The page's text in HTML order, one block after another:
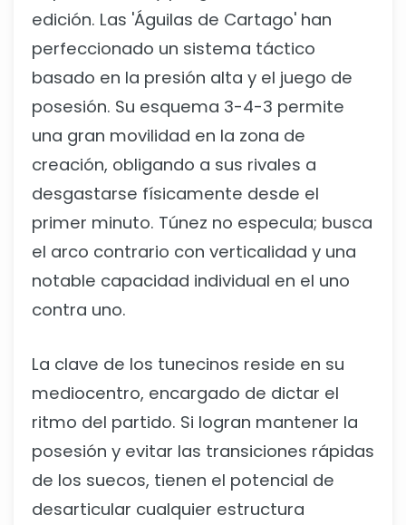
edición. Las 'Águilas de Cartago' han
perfeccionado un sistema táctico
basado en la presión alta y el juego de
posesión. Su esquema 3-4-3 permite
una gran movilidad en la zona de
creación, obligando a sus rivales a
desgastarse físicamente desde el
primer minuto. Túnez no especula; busca
el arco contrario con verticalidad y una
notable capacidad individual en el uno
contra uno.
La clave de los tunecinos reside en su
mediocentro, encargado de dictar el
ritmo del partido. Si logran mantener la
posesión y evitar las transiciones rápidas
de los suecos, tienen el potencial de
desarticular cualquier estructura